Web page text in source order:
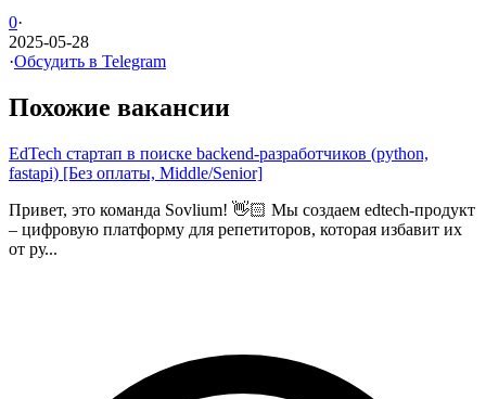
0·
2025-05-28
·Обсудить в Telegram
Похожие вакансии
EdTech стартап в поиске backend-разработчиков (python,
fastapi) [Без оплаты, Middle/Senior]
Привет, это команда Sovlium! 👋🏻 Мы создаем edtech-продукт
– цифровую платформу для репетиторов, которая избавит их
от ру...